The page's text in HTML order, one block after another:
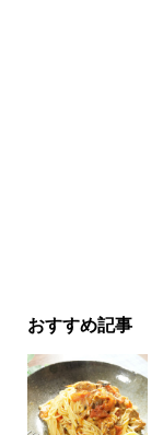
おすすめ記事